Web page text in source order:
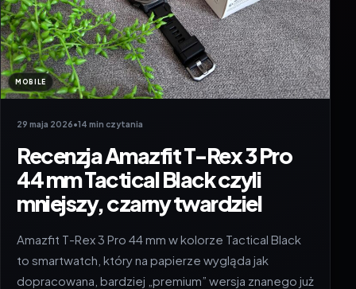
MOBILE
29 maja 2026•14 min czytania
Recenzja Amazfit T-Rex 3 Pro
44 mm Tactical Black czyli
mniejszy, czarny twardziel
Amazfit T-Rex 3 Pro 44 mm w kolorze Tactical Black
to smartwatch, który na papierze wygląda jak
dopracowana, bardziej „premium” wersja znanego już